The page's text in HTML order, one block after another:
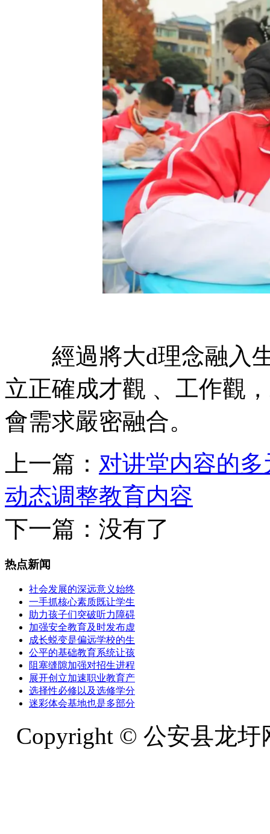
經過將大d理念融入生計
立正確成才觀 、工作觀
會需求嚴密融合。
上一篇： 对讲堂内容的
动态调整教育内容
下一篇：没有了
热点新闻
社会发展的深远意义始终
一手抓核心素质既让学生
助力孩子们突破听力障碍
加强安全教育及时发布虚
成长蜕变是偏远学校的生
公平的基础教育系统让孩
阻塞缝隙加强对招生进程
展开创立加速职业教育产
选择性必修以及选修学分
迷彩体会基地也是多部分
Copyright © 公安县龙圩